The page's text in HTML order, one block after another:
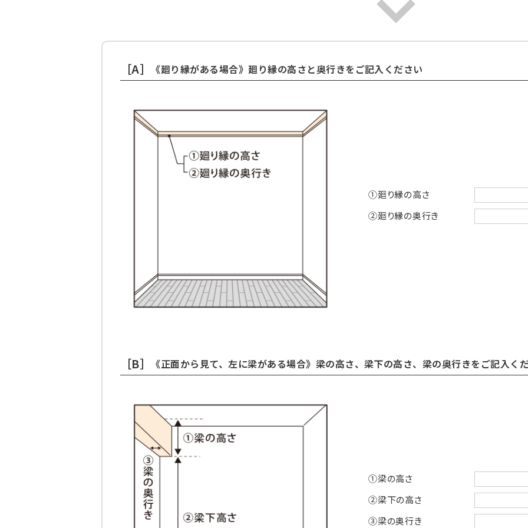
［A］ 《廻り縁がある場合》廻り縁の高さと奥行きをご記入ください
①廻り縁の高さ
②廻り縁の奥行き
［B］ 《正面から見て、左に梁がある場合》梁の高さ、梁下の高さ、梁の奥行きをご記入く
①梁の高さ
②梁下の高さ
③梁の奥行き